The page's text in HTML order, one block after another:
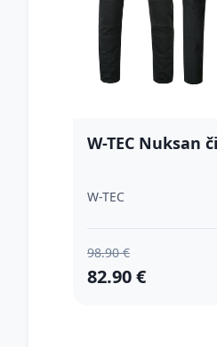
W-TEC Nuksan
W-TEC
98.90 €
82.90 €